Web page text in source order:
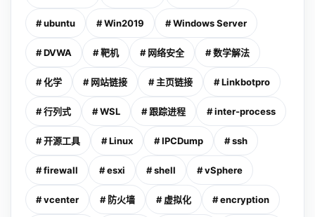
# ubuntu # Win2019 # Windows Server
# DVWA # 靶机 # 网络安全 # 数学解法
# 化学 # 网站链接 # 主页链接 # Linkbotpro
# 行列式 # WSL # 跟踪进程 # inter-process
# 开源工具 # Linux # IPCDump # ssh
# firewall # esxi # shell # vSphere
# vcenter # 防火墙 # 虚拟化 # encryption